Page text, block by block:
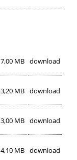
7,00 MB download
3,20 MB download
3,00 MB download
4,10 MB download